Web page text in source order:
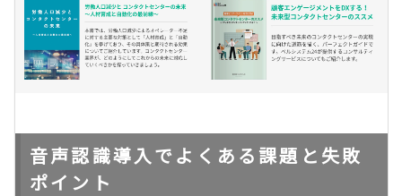
音声認識導入でよくある課題と失敗
ポイント